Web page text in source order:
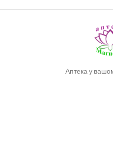
Аптека у